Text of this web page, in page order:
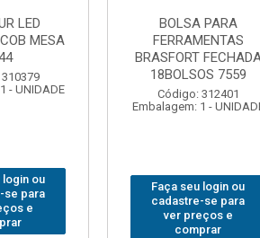
PARA
7559
login ou
se para
e
GRAMPO MARCENEIRO
SARGENTO BRASFORT
80x 250
Código: 312649
Embalagem: 1 - UNIDADE
Faça seu login ou
cadastre-se para
ver preços e
comprar